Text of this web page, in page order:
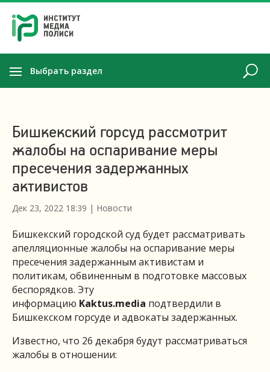
Выбрать раздел
Бишкекский горсуд рассмотрит
жалобы на оспаривание меры
пресечения задержанных
активистов
Дек 23, 2022 18:39 | Новости
Бишкекский городской суд будет рассматривать
апелляционные жалобы на оспаривание меры
пресечения задержанным активистам и
политикам, обвиненным в подготовке массовых
беспорядков. Эту
информацию Kaktus.media подтвердили в
Бишкекском горсуде и адвокаты задержанных.
Известно, что 26 декабря будут рассматриваться
жалобы в отношении: